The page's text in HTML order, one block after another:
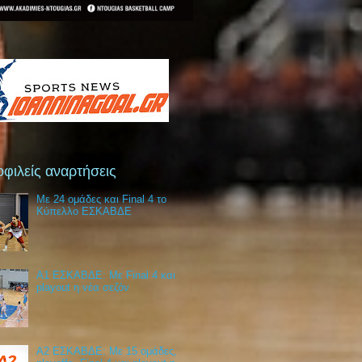
αναρτήσεις
Με 24 ομάδες και Final 4 το
Κύπελλο ΕΣΚΑΒΔΕ
Α1 ΕΣΚΑΒΔΕ: Με Final 4 και
playout η νέα σεζόν
Α2 ΕΣΚΑΒΔΕ: Με 15 ομάδες,